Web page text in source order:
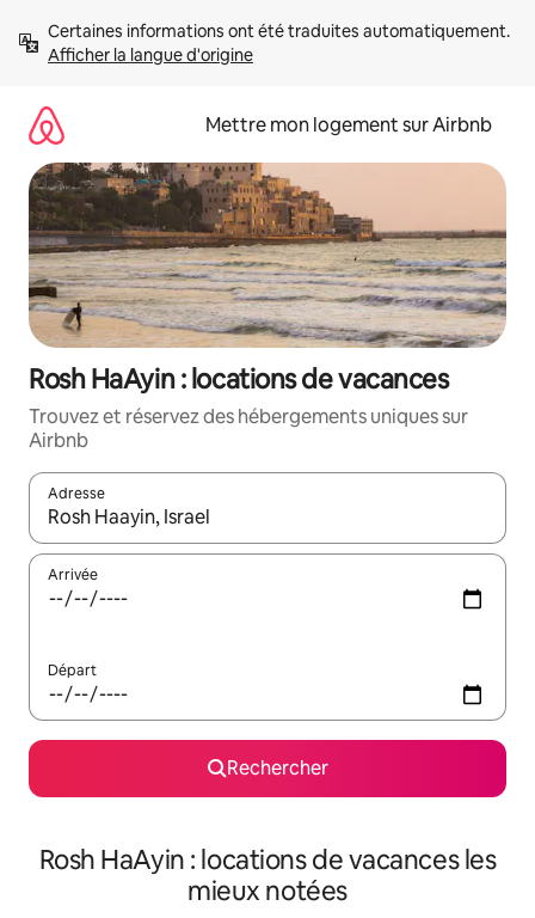
directement
Afficher la langue d'origine
Mettre mon logement sur Airbnb
Rosh HaAyin : locations de vacances
Trouvez et réservez des hébergements uniques sur
Airbnb
Adresse
Lorsque les résultats s'affichent, utilisez les flèches vers le
Arrivée
Départ
Rechercher
Rosh HaAyin : locations de vacances les
mieux notées